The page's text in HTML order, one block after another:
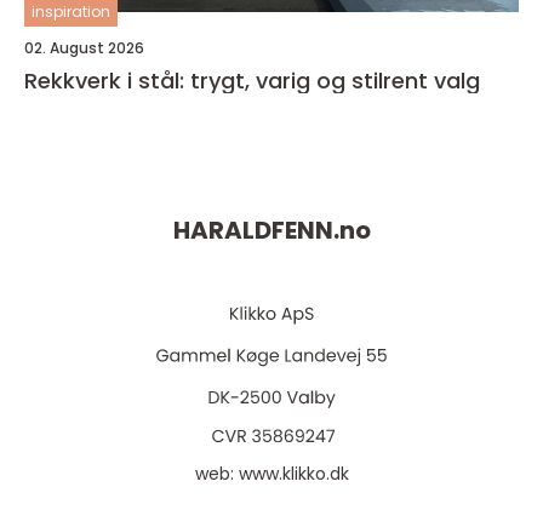
inspiration
02. August 2026
Rekkverk i stål: trygt, varig og stilrent valg
HARALDFENN.no
web: www.klikko.dk